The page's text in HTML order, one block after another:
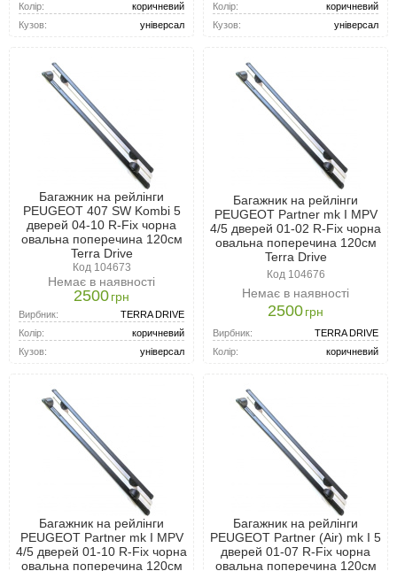
Колір:
коричневий
Кузов:
універсал
Колір:
коричневий
Кузов:
універсал
Багажник на рейлінги
PEUGEOT 407 SW Kombi 5
дверей 04-10 R-Fix чорна
овальна поперечина 120см
Terra Drive
Код 104673
Немає в наявності
2500грн
Вирбник:
TERRA DRIVE
Колір:
коричневий
Кузов:
універсал
Багажник на рейлінги
PEUGEOT Partner mk I MPV
4/5 дверей 01-02 R-Fix чорна
овальна поперечина 120см
Terra Drive
Код 104676
Немає в наявності
2500грн
Вирбник:
TERRA DRIVE
Колір:
коричневий
Багажник на рейлінги
PEUGEOT Partner mk I MPV
4/5 дверей 01-10 R-Fix чорна
овальна поперечина 120см
Багажник на рейлінги
PEUGEOT Partner (Air) mk I 5
дверей 01-07 R-Fix чорна
овальна поперечина 120см